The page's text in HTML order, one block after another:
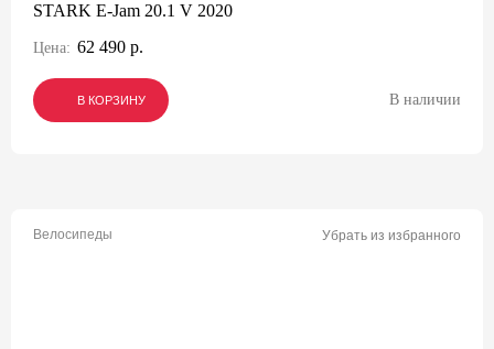
STARK E-Jam 20.1 V 2020
Цена: 62 490 р.
В КОРЗИНУ
В КОРЗИНУ
В КОРЗИНУ В наличии
Велосипеды Убрать из избранного